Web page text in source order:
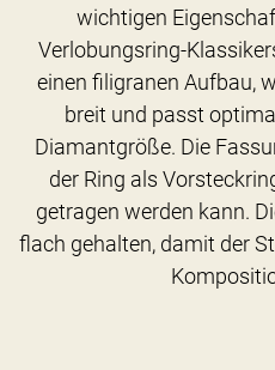
wichtigen
Verlobungsring-
einen filigranen Aufbau,
breit und passt
Diamantgröße. Die
der Ring als
getragen werden kann.
flach gehalten, damit der